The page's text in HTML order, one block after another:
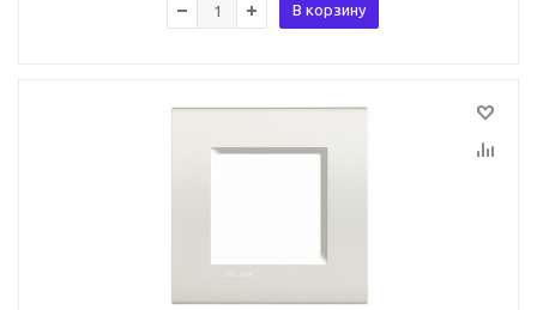
В корзину